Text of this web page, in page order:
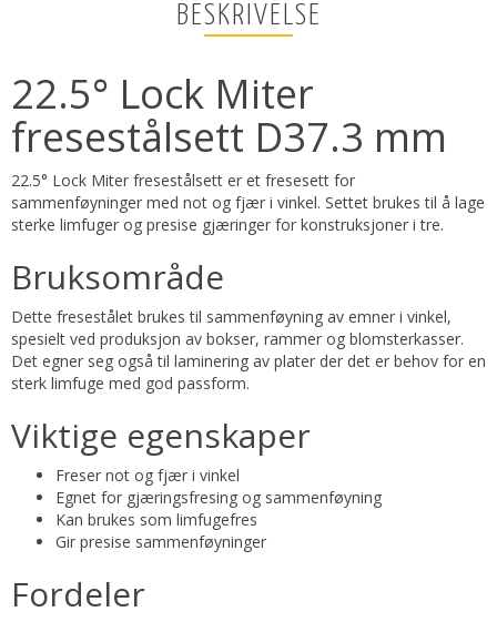
BESKRIVELSE
22.5° Lock Miter
fresestålsett D37.3 mm
22.5° Lock Miter fresestålsett er et fresesett for
sammenføyninger med not og fjær i vinkel. Settet brukes til å lage
sterke limfuger og presise gjæringer for konstruksjoner i tre.
Bruksområde
Dette fresestålet brukes til sammenføyning av emner i vinkel,
spesielt ved produksjon av bokser, rammer og blomsterkasser.
Det egner seg også til laminering av plater der det er behov for en
sterk limfuge med god passform.
Viktige egenskaper
Freser not og fjær i vinkel
Egnet for gjæringsfresing og sammenføyning
Kan brukes som limfugefres
Gir presise sammenføyninger
Fordeler